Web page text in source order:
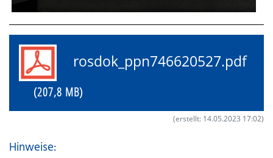
rosdok_ppn746620527.pdf
(207,8 MB)
(erstellt: 14.05.2023 17:02)
Hinweise: